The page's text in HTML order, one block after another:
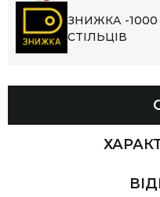
ЗНИЖКА -
СТІЛЬЦІВ